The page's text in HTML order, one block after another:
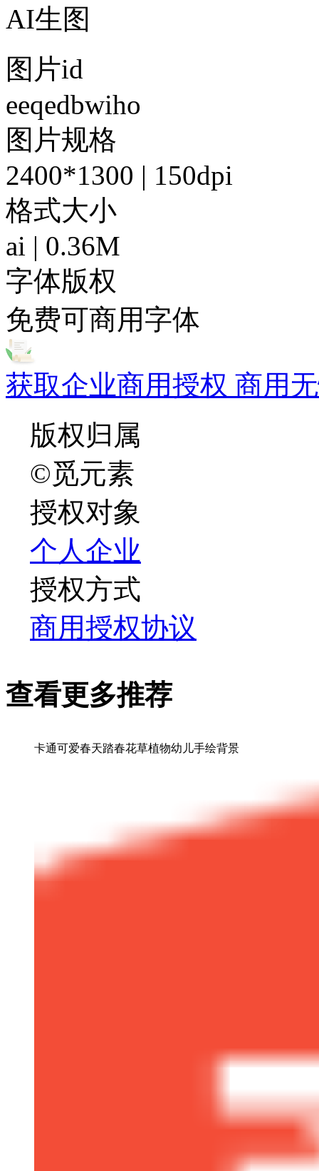
AI生图
图片id
eeqedbwiho
图片规格
2400*1300 | 150dpi
格式大小
ai | 0.36M
字体版权
免费可商用字体
获取企业商用授权 商用
版权归属
©觅元素
授权对象
个人企业
授权方式
商用授权协议
查看更多推荐
卡通可爱春天踏春花草植物幼儿手绘背景